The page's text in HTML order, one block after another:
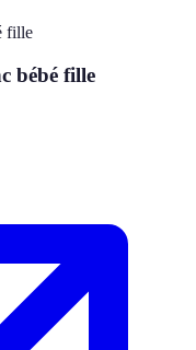
bébé fille